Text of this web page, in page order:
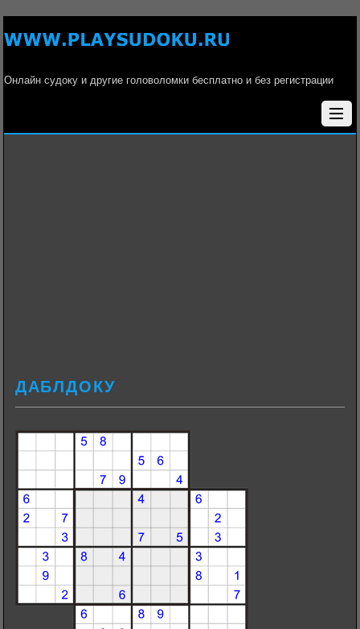
Онлайн судоку и другие головоломки бесплатно и без регистрации
ДАБЛДОКУ